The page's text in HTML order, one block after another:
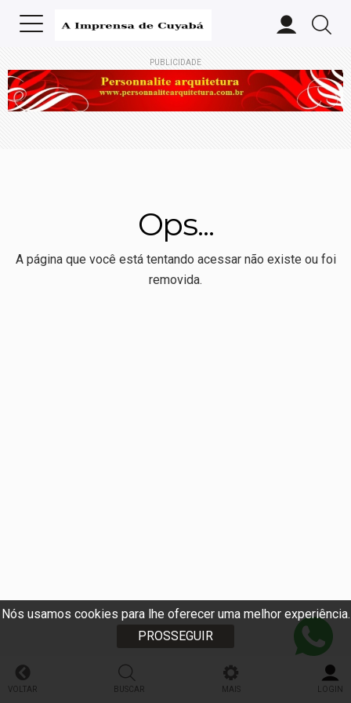
Nós usamos cookies para lhe oferecer uma melhor experiência.
PROSSEGUIR
PUBLICIDADE
Ops...
A página que você está tentando acessar não existe ou foi
removida.
VOLTAR BUSCAR MAIS LOGIN